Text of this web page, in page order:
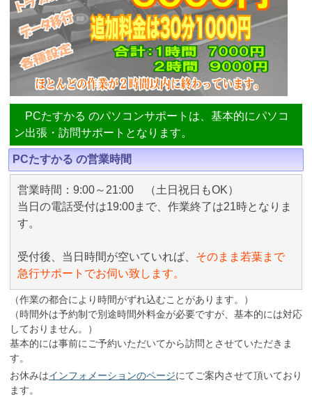
PCたすかる のパソコンサポートは、基本的にパソコ
ン出張・訪問サポートとなります。
PCたすかる の営業時間
営業時間：9:00～21:00 （土日祝日もOK）
当日の電話受付は19:00まで、作業終了は21時となりま
す。
受付後、当日時間が空いていれば、 そのまま若葉まで
急行サポートでお伺い致します。
（作業の都合により時間がずれ込むことがあります。）
（時間外は予約制で別途時間外料金が必要ですが、基本的には対応
しておりません。）
基本的には事前にご予約いただいてから訪問とさせていただきま
す。
お休みはインフォメーションのページにてご案内させて頂いており
ます。